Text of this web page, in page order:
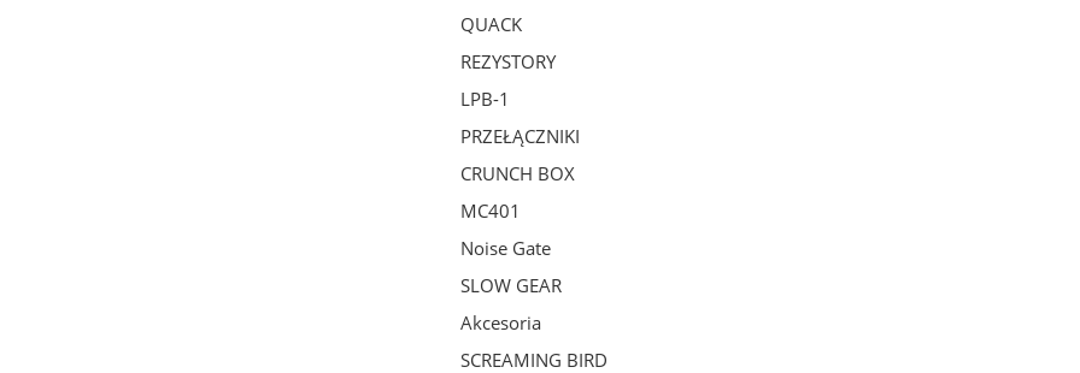
QUACK
REZYSTORY
LPB-1
PRZEŁĄCZNIKI
CRUNCH BOX
MC401
Noise Gate
SLOW GEAR
Akcesoria
SCREAMING BIRD